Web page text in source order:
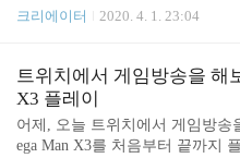
컴퓨터 가격이 제가 직접 조립하
은 레노버 게이밍 데스크톱
L300MWKR (i5-9400F) 램 16GB
크: https://..
송출하는 방법에는 여러 가지 방
다. 대시보드 좌측에 Chat Box 메
창 예제가 보입니다. 아래쪽에는
보이네요. 원하는 스타일은 선택
kuro라는 스타일을 선택해 보았
크리에이터 2020. 4. 1. 23:04
트위치에서 게임방송을 해
X3 플레이
어제, 오늘 트위치에서 게임방송
ega Man X3를 처음부터 끝까지